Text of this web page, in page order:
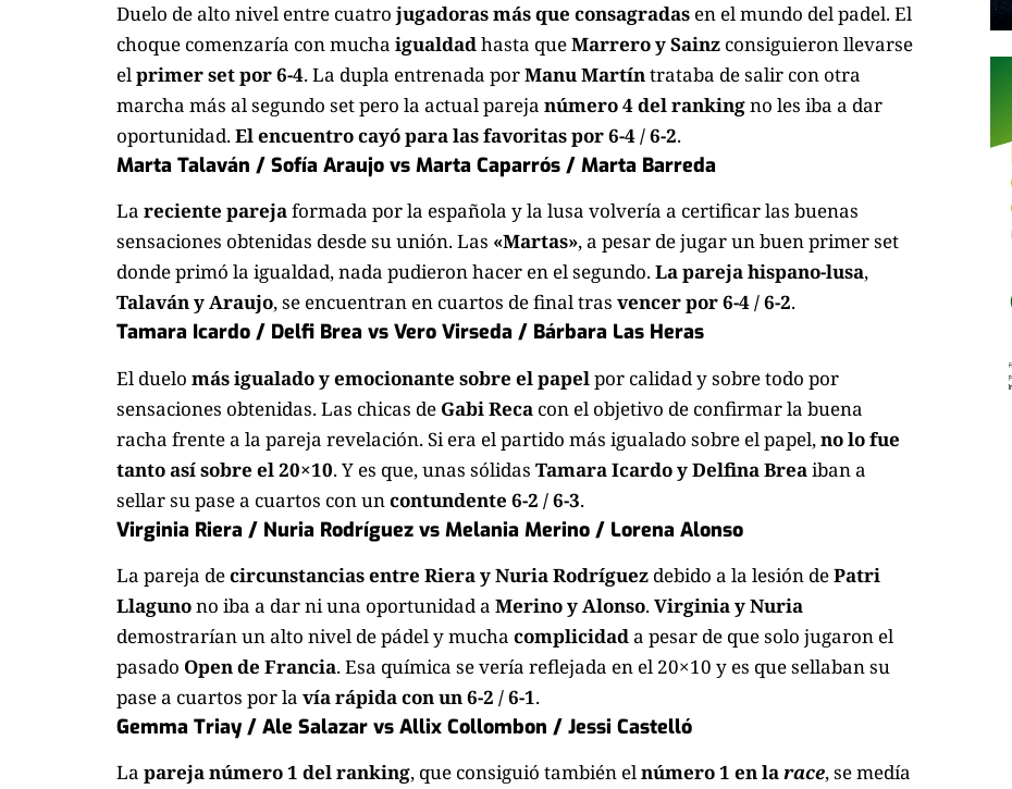
Duelo de alto nivel entre cuatro jugadoras más que consagradas en el mundo del padel. El
choque comenzaría con mucha igualdadhasta queMarrero y Sainz consiguieron llevarse
elprimer set por 6-4. La dupla entrenada porManu Martíntrataba de salir con otra
marcha más al segundo set pero la actual pareja número 4 del rankingno les iba a dar
oportunidad.El encuentro cayó para las favoritas por 6-4 / 6-2.
Marta Talaván / Sofía Araujo vs Marta Caparrós / Marta Barreda
La reciente parejaformada por la española y la lusa volvería a certificar las buenas
sensaciones obtenidas desde su unión. Las «Martas», a pesar de jugar un buen primer set
donde primó la igualdad, nada pudieron hacer en el segundo.La pareja hispano-lusa,
Talaván y Araujo, se encuentran en cuartos de final tras vencer por 6-4 / 6-2.
Tamara Icardo / Delfi Brea vs Vero Virseda / Bárbara Las Heras
El duelo más igualado y emocionante sobre el papelpor calidad y sobre todo por
sensaciones obtenidas. Las chicas de Gabi Reca con el objetivo de confirmar la buena
racha frente a la pareja revelación. Si era el partido más igualado sobre el papel,no lo fue
tanto así sobre el 20×10. Y es que, unas sólidas Tamara Icardo y Delfina Breaiban a
sellar su pase a cuartos con uncontundente 6-2 / 6-3.
Virginia Riera / Nuria Rodríguez vs Melania Merino / Lorena Alonso
La pareja decircunstancias entre Riera y Nuria Rodríguez debido a la lesión dePatri
Llagunono iba a dar ni una oportunidad a Merino y Alonso.Virginia y Nuria
demostrarían un alto nivel de pádel y mucha complicidada pesar de que solo jugaron el
pasado Open de Francia. Esa química se vería reflejada en el 20×10 y es que sellaban su
pase a cuartos por la vía rápida con un 6-2 / 6-1.
Gemma Triay / Ale Salazar vs Allix Collombon / Jessi Castelló
La pareja número 1 del ranking, que consiguió también elnúmero 1 en larace, se medía